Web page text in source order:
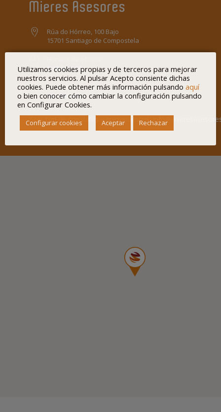
Mieres Asesores
Rúa do Hórreo, 100 Bajo
15701 Santiago de Compostela
8:00 a 18:00
Teléfono:
981 506 430
Solicitud de consultas y presupuestos:
Utilizamos cookies propias y de terceros para mejorar
nuestros servicios. Al pulsar Acepto consiente dichas
cookies. Puede obtener más información pulsando aquí
o bien conocer cómo cambiar la configuración pulsando
en Configurar Cookies.
Configurar cookies Aceptar Rechazar